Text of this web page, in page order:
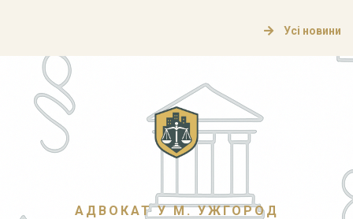
права Медичне право в Україні складається з кількох
ключових аспектів, які варто розглянути […]
Усі новини
АДВОКАТ У М. УЖГОРОД